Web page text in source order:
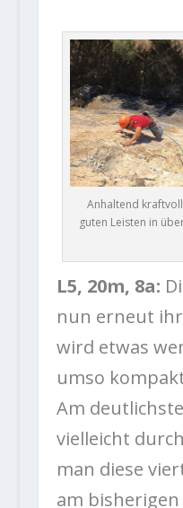
Anhaltend
guten Leisten in
L5, 20m, 8a:
nun erneut
wird etwas
umso
Am
vielleicht
man diese
am